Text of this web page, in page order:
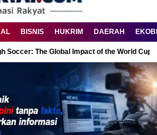
BISNIS HUKRIM DAERAH
Soccer: The Global Impact of the World Cup